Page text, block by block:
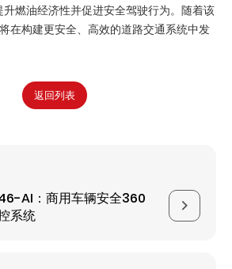
燃油经济性并促进安全驾驶行为。随着该
在构建更安全、高效的道路交通系统中发
返回列表
AI：商用车辆安全360
系统